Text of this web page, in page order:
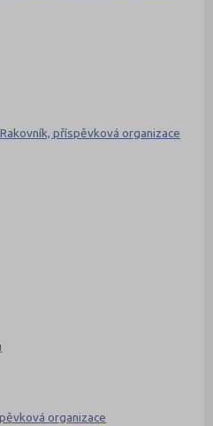
příspěvková organizace
organizace